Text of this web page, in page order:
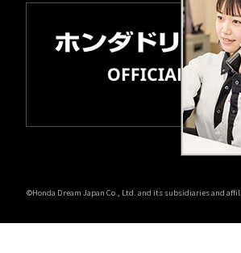
©Honda Dream Japan Co., Ltd. and its subsidiaries and